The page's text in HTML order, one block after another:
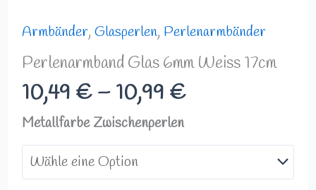
Armbänder, Glasperlen, Perlenarmbänder
Perlenarmband Glas 6mm Weiss 17cm
10,49 € – 10,99 €
Metallfarbe Zwischenperlen